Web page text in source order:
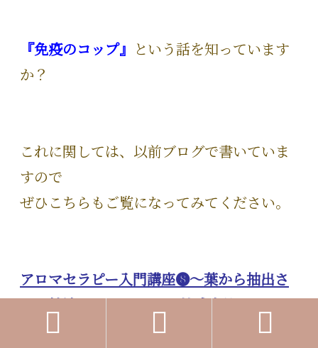
『免疫のコップ』
という話を知っています
か？
これに関しては、以前ブログで書いていま
すので
ぜひこちらもご覧になってみてください。
アロマセラピー入門講座❽～葉から抽出さ
(aromania-site.com)
  